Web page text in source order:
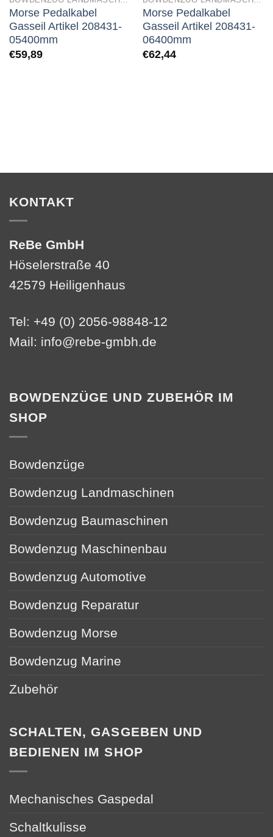
Morse Pedalkabel
Gasseil Artikel 208431-
05400mm
€59,89
Morse Pedalkabel
Gasseil Artikel 208431-
06400mm
€62,44
KONTAKT
ReBe GmbH
Höselerstraße 40
42579 Heiligenhaus
Tel: +49 (0) 2056-98848-12
Mail: info@rebe-gmbh.de
BOWDENZÜGE UND ZUBEHÖR IM
SHOP
Bowdenzüge
Bowdenzug Landmaschinen
Bowdenzug Baumaschinen
Bowdenzug Maschinenbau
Bowdenzug Automotive
Bowdenzug Reparatur
Bowdenzug Morse
Bowdenzug Marine
Zubehör
SCHALTEN, GASGEBEN UND
BEDIENEN IM SHOP
Mechanisches Gaspedal
Schaltkulisse